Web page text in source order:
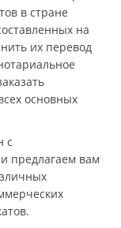
в стране
на
их перевод
основных
с
предлагаем вам